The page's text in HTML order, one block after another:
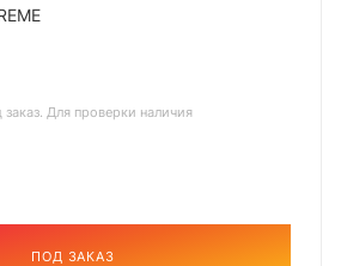
Для проверки наличия
ПОД ЗАКАЗ